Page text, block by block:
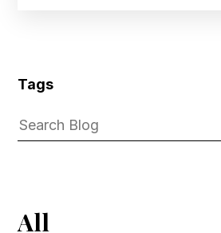
Tags
(Tags)
Search
All